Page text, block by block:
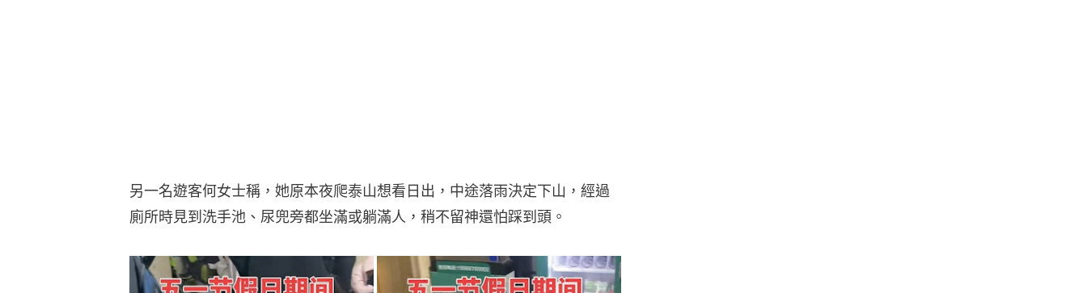
另一名遊客何女士稱，她原本夜爬泰山想看日出，中途落雨決定下山，經過
廁所時見到洗手池、尿兜旁都坐滿或躺滿人，稍不留神還怕踩到頭。